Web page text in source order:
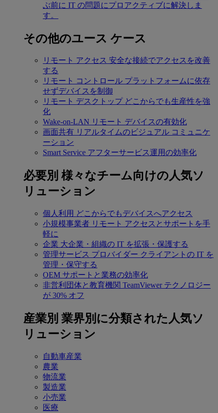
ぶ前に IT の問題にプロアクティブに解決しま
す。
その他のユース ケース
リモート アクセス 安全な接続でアクセスを改善
する
リモート コントロール プラットフォームに依存
せずデバイスを制御
リモート デスクトップ どこからでも生産性を強
化
Wake-on-LAN リモート デバイスの有効化
画面共有 リアルタイムのビジュアル コミュニケ
ーション
Smart Service アフターサービス運用の効率化
必要別 様々なチーム向けの人気ソ
リューション
個人利用 どこからでもデバイスへアクセス
小規模事業者 リモート アクセスとサポートを手
軽に
企業 大企業・組織の IT を拡張・保護する
管理サービス プロバイダー クライアントの IT を
管理・保守する
OEM サポートと業務の効率化
非営利団体と教育機関 TeamViewer テクノロジー
が 30% オフ
産業別 業界別に分類された人気ソ
リューション
自動車産業
農業
物流業
製造業
小売業
医療